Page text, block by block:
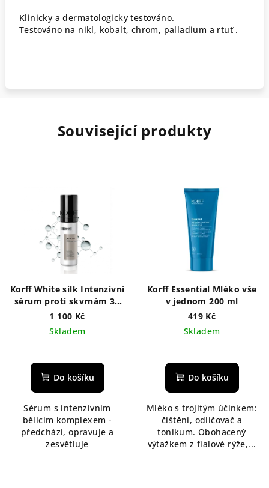
Klinicky a dermatologicky testováno.
Testováno na nikl, kobalt, chrom, palladium a rtuť .
Související produkty
Korff White silk Intenzivní
sérum proti skvrnám 30
ml
1 100 Kč
Skladem
Do košíku
Sérum s intenzivním
bělícím komplexem -
předchází, opravuje a
zesvětluje
Korff Essential Mléko vše
v jednom 200 ml
419 Kč
Skladem
Do košíku
Mléko s trojitým účinkem:
čištění, odličovač a
tonikum. Obohacený
výtažkem z fialové rýže,...